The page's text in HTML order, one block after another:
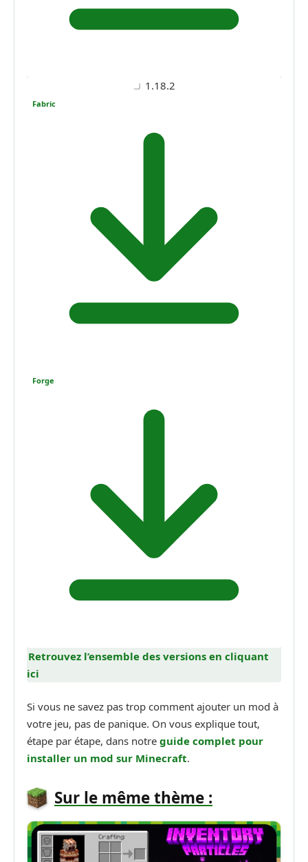
1.18.2
Fabric
Forge
Retrouvez l’ensemble des versions en cliquant
ici
Si vous ne savez pas trop comment ajouter un mod à
votre jeu, pas de panique. On vous explique tout,
étape par étape, dans notre guide complet pour
installer un mod sur Minecraft.
Sur le même thème :